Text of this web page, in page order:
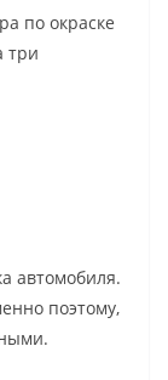
по окраске
три
автомобиля.
поэтому,